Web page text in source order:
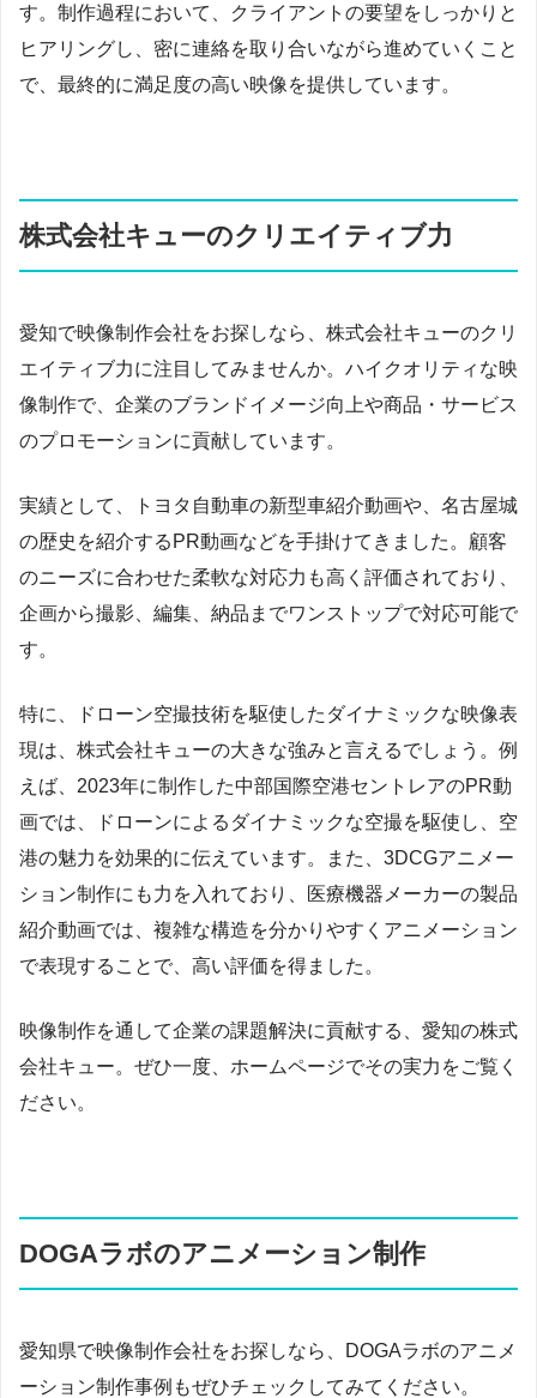
す。制作過程において、クライアントの要望をしっかりと
ヒアリングし、密に連絡を取り合いながら進めていくこと
で、最終的に満足度の高い映像を提供しています。
株式会社キューのクリエイティブ力
愛知で映像制作会社をお探しなら、株式会社キューのクリ
エイティブ力に注目してみませんか。ハイクオリティな映
像制作で、企業のブランドイメージ向上や商品・サービス
のプロモーションに貢献しています。
実績として、トヨタ自動車の新型車紹介動画や、名古屋城
の歴史を紹介するPR動画などを手掛けてきました。顧客
のニーズに合わせた柔軟な対応力も高く評価されており、
企画から撮影、編集、納品までワンストップで対応可能で
す。
特に、ドローン空撮技術を駆使したダイナミックな映像表
現は、株式会社キューの大きな強みと言えるでしょう。例
えば、2023年に制作した中部国際空港セントレアのPR動
画では、ドローンによるダイナミックな空撮を駆使し、空
港の魅力を効果的に伝えています。また、3DCGアニメー
ション制作にも力を入れており、医療機器メーカーの製品
紹介動画では、複雑な構造を分かりやすくアニメーション
で表現することで、高い評価を得ました。
映像制作を通して企業の課題解決に貢献する、愛知の株式
会社キュー。ぜひ一度、ホームページでその実力をご覧く
ださい。
DOGAラボのアニメーション制作
愛知県で映像制作会社をお探しなら、DOGAラボのアニメ
ーション制作事例もぜひチェックしてみてください。